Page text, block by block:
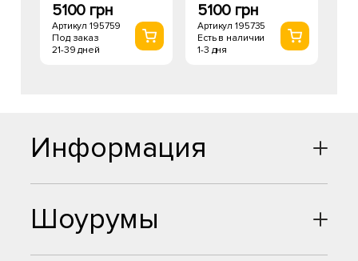
5100 грн
Артикул 195759
Под заказ
21-39 дней
5100 грн
Артикул 195735
Есть в наличии
1-3 дня
Шоурумы
Информация